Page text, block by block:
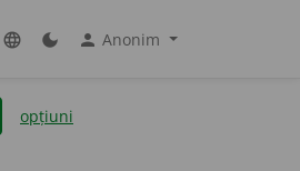
language dark_mode person Anonim
opțiuni